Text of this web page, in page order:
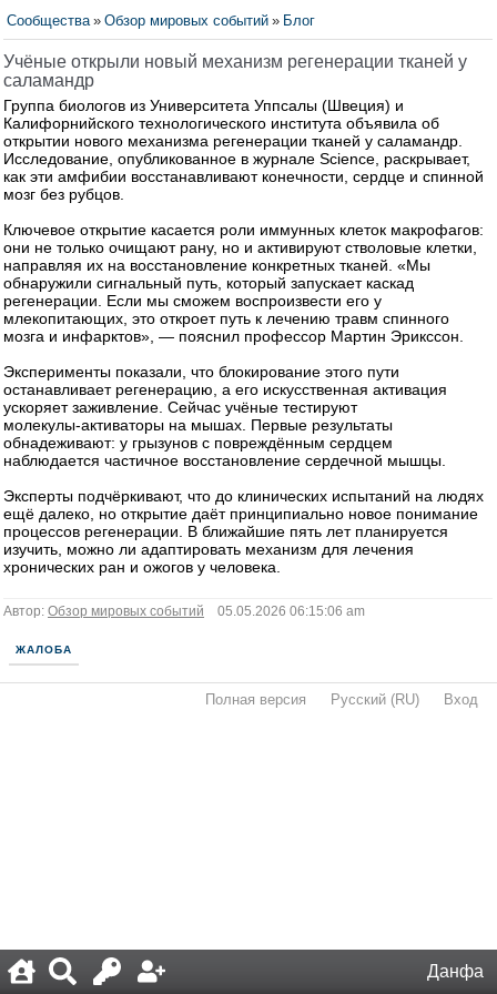
Данфа
Сообщества » Обзор мировых событий » Блог
Учёные открыли новый механизм регенерации тканей у
саламандр
Группа биологов из Университета Уппсалы (Швеция) и
Калифорнийского технологического института объявила об
открытии нового механизма регенерации тканей у саламандр.
Исследование, опубликованное в журнале Science, раскрывает,
как эти амфибии восстанавливают конечности, сердце и спинной
мозг без рубцов.
Ключевое открытие касается роли иммунных клеток макрофагов:
они не только очищают рану, но и активируют стволовые клетки,
направляя их на восстановление конкретных тканей. «Мы
обнаружили сигнальный путь, который запускает каскад
регенерации. Если мы сможем воспроизвести его у
млекопитающих, это откроет путь к лечению травм спинного
мозга и инфарктов», — пояснил профессор Мартин Эрикссон.
Эксперименты показали, что блокирование этого пути
останавливает регенерацию, а его искусственная активация
ускоряет заживление. Сейчас учёные тестируют
молекулы‑активаторы на мышах. Первые результаты
обнадеживают: у грызунов с повреждённым сердцем
наблюдается частичное восстановление сердечной мышцы.
Эксперты подчёркивают, что до клинических испытаний на людях
ещё далеко, но открытие даёт принципиально новое понимание
процессов регенерации. В ближайшие пять лет планируется
изучить, можно ли адаптировать механизм для лечения
хронических ран и ожогов у человека.
Автор: Обзор мировых событий 05.05.2026 06:15:06 am
ЖАЛОБА
Полная версия Русский (RU) Вход